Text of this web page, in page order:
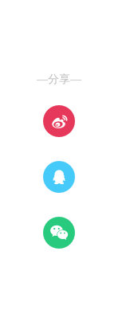
—分享—